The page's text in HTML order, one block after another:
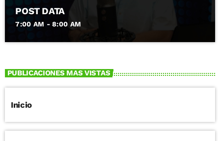
POST DATA
7:00 AM - 8:00 AM
PUBLICACIONES MAS VISTAS
Inicio